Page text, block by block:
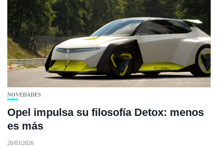
NOVEDADES
Opel impulsa su filosofía Detox: menos
es más
20/03/2026